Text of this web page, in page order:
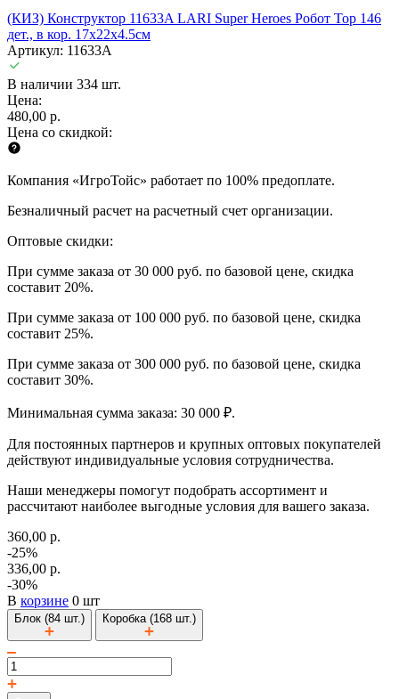
(КИЗ) Конструктор 11633A LARI Super Heroes Робот Тор 146
дет., в кор. 17х22х4.5см
Артикул: 11633A
В наличии 334 шт.
Цена:
480,00 р.
Цена со скидкой:
Компания «ИгроТойс» работает по 100% предоплате.
Безналичный расчет на расчетный счет организации.
Оптовые скидки:
При сумме заказа от 30 000 руб. по базовой цене, скидка
составит 20%.
При сумме заказа от 100 000 руб. по базовой цене, скидка
составит 25%.
При сумме заказа от 300 000 руб. по базовой цене, скидка
составит 30%.
Минимальная сумма заказа: 30 000 ₽.
Для постоянных партнеров и крупных оптовых покупателей
действуют индивидуальные условия сотрудничества.
Наши менеджеры помогут подобрать ассортимент и
рассчитают наиболее выгодные условия для вашего заказа.
360,00 р.
-25%
336,00 р.
-30%
В корзине 0 шт
Блок (84 шт.) Коробка (168 шт.)